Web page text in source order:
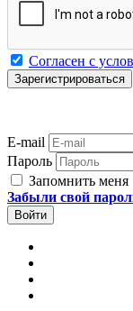
Согласен с
E-mail
Пароль
Запомнить меня
Забыли свой